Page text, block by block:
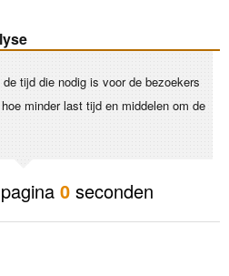
tijd die nodig is voor de bezoekers
minder last tijd en middelen om de
0 seconden